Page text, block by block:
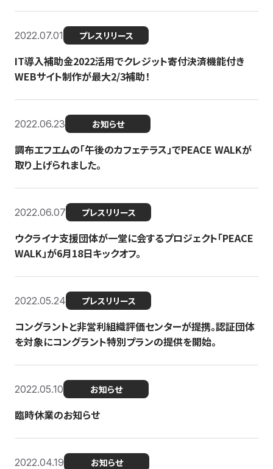
2022.07.01 プレスリリース
IT導入補助金2022活用でクレジット寄付決済機能付き
WEBサイト制作が最大2/3補助！
2022.06.23 お知らせ
調布エフエムの「午後のカフェテラス」でPEACE WALKが
取り上げられました。
2022.06.07 プレスリリース
ウクライナ支援団体が一堂に会するプロジェクト「PEACE
WALK」が6月18日キックオフ。
2022.05.24 プレスリリース
コングラントと非営利組織評価センターが提携。認証団体
を対象にコングラント特別プランの提供を開始。
2022.05.10 お知らせ
臨時休業のお知らせ
2022.04.19 お知らせ